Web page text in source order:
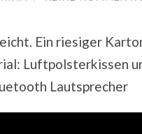
Ein riesiger
Luftpolsterkissen
Lautsprecher